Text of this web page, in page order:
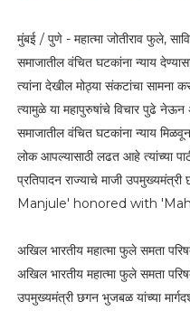
मुंबई / पुणे - महात्मा जोतीराव फुले,
समाजातील वंचित घटकांना न्याय
त्यांना देखील मोठ्या संकटांचा सामना
त्यामुळे या महापुरुषांचे विचार पुढे नेऊन
समाजातील वंचित घटकांना न्याय
लोक आपल्यासाठी लढत आहे त्यांच्या
प्रतिपादन राज्याचे माजी
Manjule' honored with
अखिल भारतीय महात्मा फुले समता
अखिल भारतीय महात्मा फुले समता
उपमुख्यमंत्री छगन भुजबळ यांच्या